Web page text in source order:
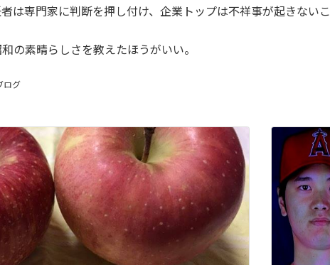
は専門家に判断を押し付け、企業トップは不祥事が起きないこ
の素晴らしさを教えたほうがいい。
ログ